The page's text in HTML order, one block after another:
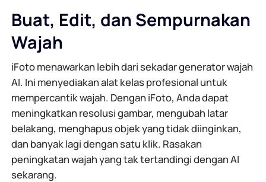
Buat, Edit, dan Sempurnakan
Wajah
iFoto menawarkan lebih dari sekadar generator wajah
AI. Ini menyediakan alat kelas profesional untuk
mempercantik wajah. Dengan iFoto, Anda dapat
meningkatkan resolusi gambar, mengubah latar
belakang, menghapus objek yang tidak diinginkan,
dan banyak lagi dengan satu klik. Rasakan
peningkatan wajah yang tak tertandingi dengan AI
sekarang.